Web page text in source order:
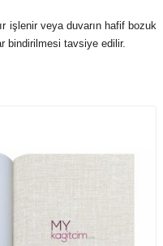
işlenir veya duvarın hafif bozuk
bindirilmesi tavsiye edilir.